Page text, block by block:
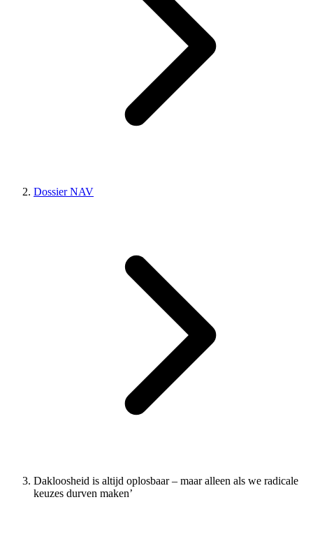
Dossier NAV
Dakloosheid is altijd oplosbaar – maar alleen als we radicale
keuzes durven maken’